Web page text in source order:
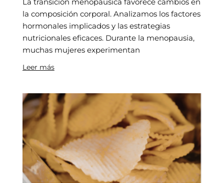
La transición menopáusica favorece cambios en
la composición corporal. Analizamos los factores
hormonales implicados y las estrategias
nutricionales eficaces. Durante la menopausia,
muchas mujeres experimentan
Leer más